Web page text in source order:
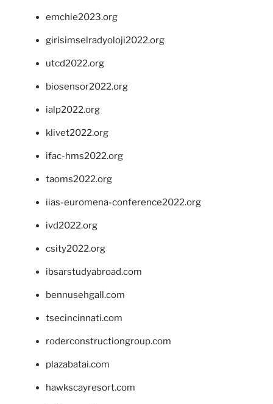
emchie2023.org
girisimselradyoloji2022.org
utcd2022.org
biosensor2022.org
ialp2022.org
klivet2022.org
ifac-hms2022.org
taoms2022.org
iias-euromena-conference2022.org
ivd2022.org
csity2022.org
ibsarstudyabroad.com
bennusehgall.com
tsecincinnati.com
roderconstructiongroup.com
plazabatai.com
hawkscayresort.com